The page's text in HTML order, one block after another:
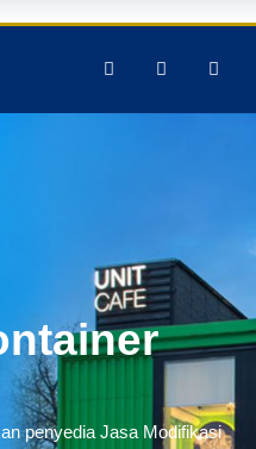
penyedia Jasa Modifikasi